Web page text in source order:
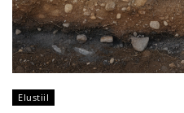
Elustiil